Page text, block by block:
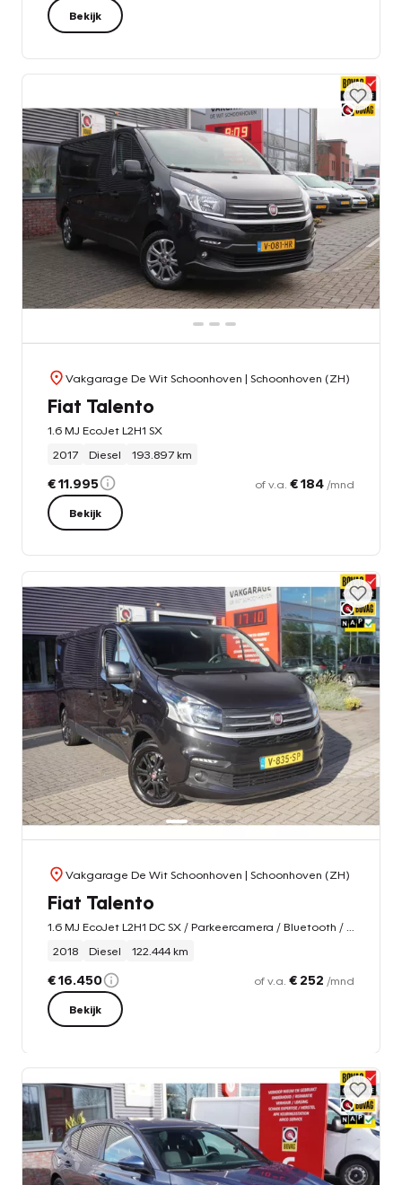
Bekijk
Vakgarage De Wit Schoonhoven | Schoonhoven (ZH)
Fiat Talento
1.6 MJ EcoJet L2H1 SX
2017
Diesel 193.897 km
€ 11.995 of v.a. € 184 /mnd
Bekijk
Vakgarage De Wit Schoonhoven | Schoonhoven (ZH)
Fiat Talento
2018
Diesel 122.444 km
€ 16.450 of v.a. € 252 /mnd
Bekijk